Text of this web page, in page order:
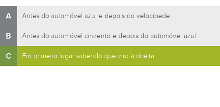
A Antes do automóvel azul e depois do velocípede.
B Antes do automóvel cinzento e depois do automóvel azul.
C Em primeiro lugar sabendo que viro à direita.